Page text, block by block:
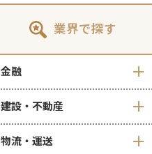
業界で探す
金融
建設・不動産
物流・運送